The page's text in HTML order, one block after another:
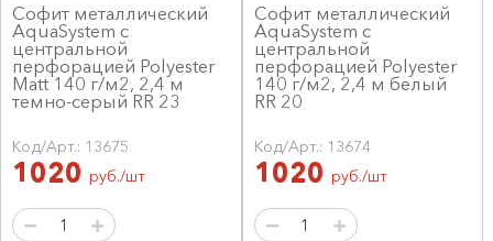
Софит металлический
AquaSystem с
центральной
перфорацией Polyester
Matt 140 г/м2, 2,4 м
темно-серый RR 23
Код/Арт.: 13675
1020 руб./шт
Софит металлический
AquaSystem с
центральной
перфорацией Polyester
140 г/м2, 2,4 м белый
RR 20
Код/Арт.: 13674
1020 руб./шт